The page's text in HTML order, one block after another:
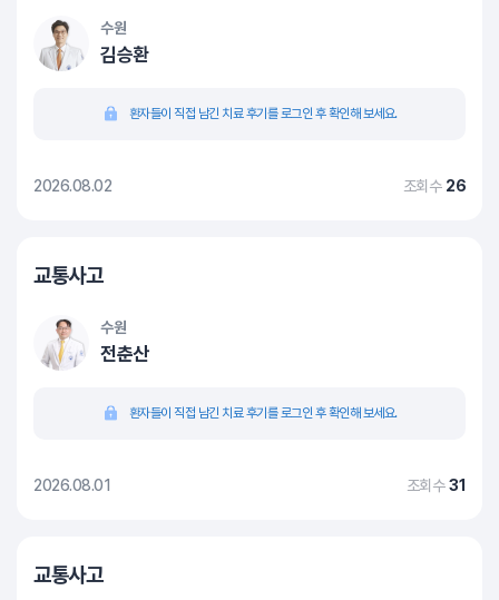
수원
김승환
환자들이 직접 남긴 치료 후기를 로그인 후 확인해 보세요.
2026.08.02 조회수 26
교통사고
수원
전춘산
환자들이 직접 남긴 치료 후기를 로그인 후 확인해 보세요.
2026.08.01 조회수 31
교통사고